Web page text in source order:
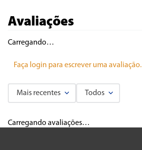
Avaliações
Carregando…
Faça login para escrever uma avaliação.
Mais recentes Todos
Carregando avaliações…